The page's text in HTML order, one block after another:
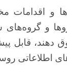
و
و گروه‌های
قابل
اطلاعاتی